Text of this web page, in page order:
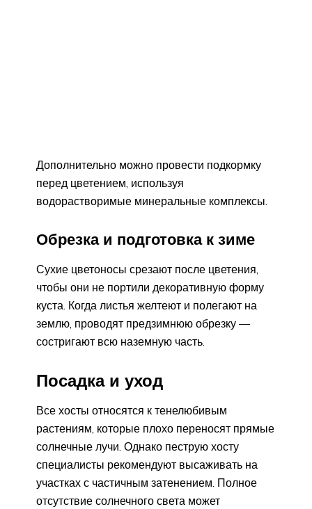
Дополнительно можно провести подкормку
перед цветением, используя
водорастворимые минеральные комплексы.
Обрезка и подготовка к зиме
Сухие цветоносы срезают после цветения,
чтобы они не портили декоративную форму
куста. Когда листья желтеют и полегают на
землю, проводят предзимнюю обрезку —
состригают всю наземную часть.
Посадка и уход
Все хосты относятся к тенелюбивым
растениям, которые плохо переносят прямые
солнечные лучи. Однако пеструю хосту
специалисты рекомендуют высаживать на
участках с частичным затенением. Полное
отсутствие солнечного света может